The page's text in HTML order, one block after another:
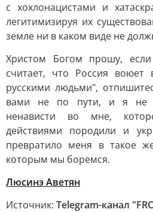
с хохлонацистами и
легитимизируя их
земле ни в каком виде не
Христом Богом прошу,
считает, что Россия
русскими людьми",
вами не по пути, и я не
ненависти во мне,
действиями породили и
превратило меня в такое
которым мы боремся.
Люсинэ Аветян
Источник: Telegram-канал